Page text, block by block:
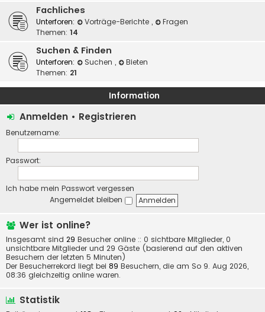
Fachliches
Unterforen: Vorträge-Berichte ,
Fragen
Themen: 14
Suchen & Finden
Unterforen: Suchen ,
Bieten
Themen: 21
Information
Anmelden • Registrieren
Benutzername:
Passwort:
Ich habe mein Passwort vergessen
Angemeldet bleiben
Wer ist online?
Insgesamt sind 29 Besucher online :: 0 sichtbare Mitglieder, 0
unsichtbare Mitglieder und 29 Gäste (basierend auf den aktiven
Besuchern der letzten 5 Minuten)
Der Besucherrekord liegt bei 89 Besuchern, die am So 9. Aug 2026,
08:36 gleichzeitig online waren.
Statistik